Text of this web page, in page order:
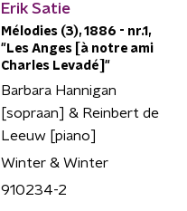
Erik Satie
Mélodies (3), 1886 - nr.1,
"Les Anges [à notre ami
Charles Levadé]"
Barbara Hannigan
[sopraan] & Reinbert de
Leeuw [piano]
Winter & Winter
910234-2